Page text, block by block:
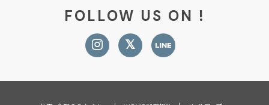
FOLLOW US ON !